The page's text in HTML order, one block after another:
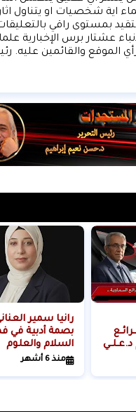
الموقع والقائمين عليه.
السـمـاويـة بقلم د.عـلـي
رانيا سمير
بصمة أدبية في
السلام والعلوم
الإنسانية
منذ 6 أشهر